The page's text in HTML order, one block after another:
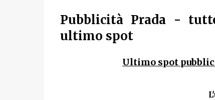
Pubblicità Prada -
ultimo spot
Ultimo spot